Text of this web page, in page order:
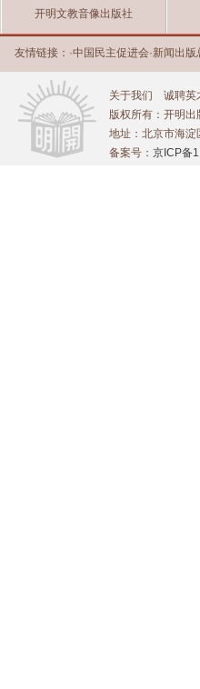
开明文教音像出版社
友情链接： ·中国民主促进会·新闻出版
关于我们 诚聘英
版权所有：开明出
地址：北京市海
备案号： 京ICP备